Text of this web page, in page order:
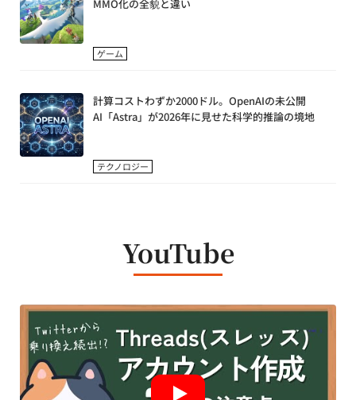
MMO化の全貌と違い
ゲーム
計算コストわずか2000ドル。OpenAIの未公開
AI「Astra」が2026年に見せた科学的推論の境地
テクノロジー
YouTube